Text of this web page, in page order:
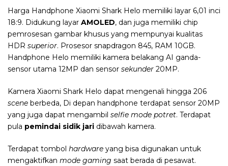
Harga Handphone Xiaomi Shark Helo memiliki layar 6,01 inci
18:9. Didukung layar AMOLED, dan juga memiliki chip
pemrosesan gambar khusus yang mempunyai kualitas
HDR superior. Prosesor snapdragon 845, RAM 10GB.
Handphone Helo memiliki kamera belakang AI ganda-
sensor utama 12MP dan sensor sekunder 20MP.
Kamera Xiaomi Shark Helo dapat mengenali hingga 206
scene berbeda, Di depan handphone terdapat sensor 20MP
yang juga dapat mengambil selfie mode potret. Terdapat
pula pemindai sidik jari dibawah kamera.
Terdapat tombol hardware yang bisa digunakan untuk
mengaktifkan mode gaming saat berada di pesawat.